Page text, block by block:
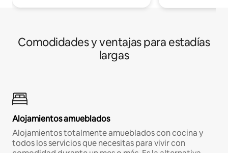
Comodidades y ventajas para estadías
largas
Alojamientos amueblados
Alojamientos totalmente amueblados con cocina y
todos los servicios que necesitas para vivir con